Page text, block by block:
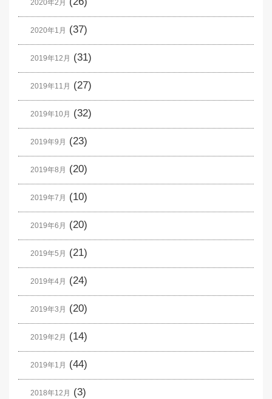
2020年2月
2020年1月 (37)
2019年12月 (31)
2019年11月 (27)
2019年10月 (32)
2019年9月 (23)
2019年8月 (20)
2019年7月 (10)
2019年6月 (20)
2019年5月 (21)
2019年4月 (24)
2019年3月 (20)
2019年2月 (14)
2019年1月 (44)
2018年12月 (3)